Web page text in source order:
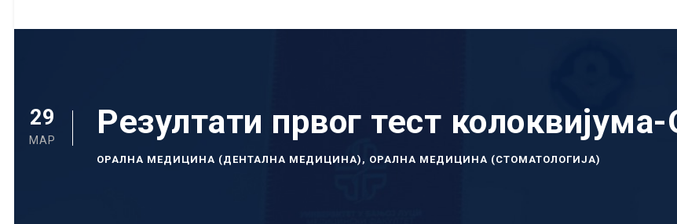
29
МАР Резултати првог тест
ОРАЛНА МЕДИЦИНА (ДЕНТАЛНА МЕДИЦИНА) , ОРАЛНА МЕДИЦИНА (СТОМАТОЛОГИЈА)